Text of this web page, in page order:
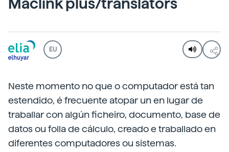
Maclink plus/translators
EU
Neste momento no que o computador está tan
estendido, é frecuente atopar un en lugar de
traballar con algún ficheiro, documento, base de
datos ou folla de cálculo, creado e traballado en
diferentes computadores ou sistemas.